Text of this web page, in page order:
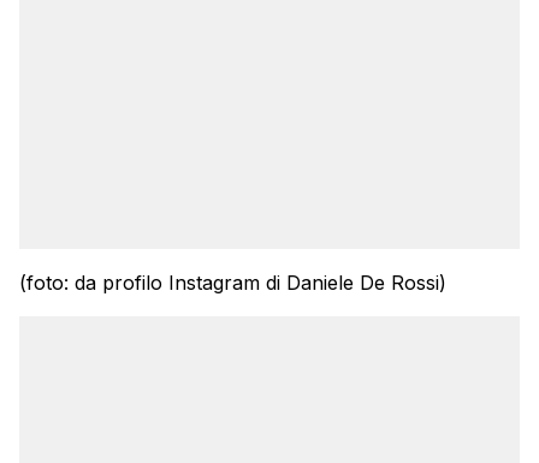
(foto: da profilo Instagram di Daniele De Rossi)